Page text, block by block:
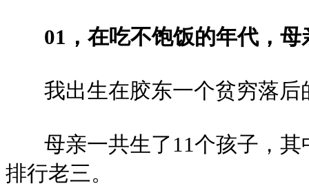
01，在吃不饱饭的年代，
我出生在胶东一个贫穷落后
母亲一共生了11个孩子，其
排行老三。